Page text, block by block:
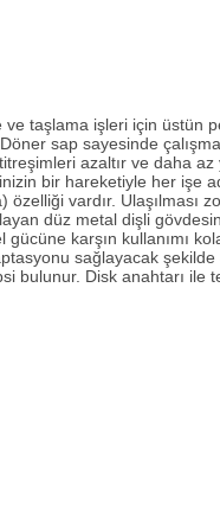
taşlama işleri için üstün
sap sayesinde
azaltır ve daha
bir hareketiyle her işe
vardır. Ulaşılması
düz metal dişli
karşın kullanımı
sağlayacak
bulunur. Disk anahtarı